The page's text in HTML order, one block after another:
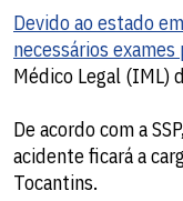
Devido ao estado
necessários exames
Médico Legal (IML)
De acordo com a
acidente ficará a
Tocantins.